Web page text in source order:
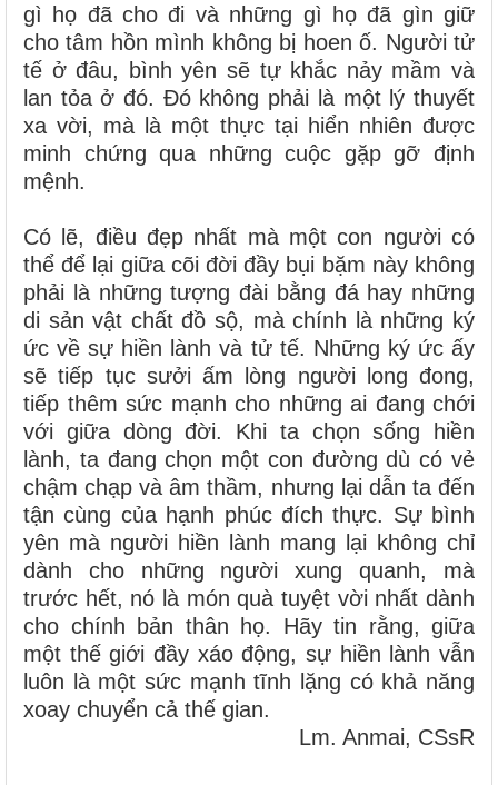
gì họ đã cho đi và những gì họ đã gìn giữ
cho tâm hồn mình không bị hoen ố. Người tử
tế ở đâu, bình yên sẽ tự khắc nảy mầm và
lan tỏa ở đó. Đó không phải là một lý thuyết
xa vời, mà là một thực tại hiển nhiên được
minh chứng qua những cuộc gặp gỡ định
mệnh.
Có lẽ, điều đẹp nhất mà một con người có
thể để lại giữa cõi đời đầy bụi bặm này không
phải là những tượng đài bằng đá hay những
di sản vật chất đồ sộ, mà chính là những ký
ức về sự hiền lành và tử tế. Những ký ức ấy
sẽ tiếp tục sưởi ấm lòng người long đong,
tiếp thêm sức mạnh cho những ai đang chới
với giữa dòng đời. Khi ta chọn sống hiền
lành, ta đang chọn một con đường dù có vẻ
chậm chạp và âm thầm, nhưng lại dẫn ta đến
tận cùng của hạnh phúc đích thực. Sự bình
yên mà người hiền lành mang lại không chỉ
dành cho những người xung quanh, mà
trước hết, nó là món quà tuyệt vời nhất dành
cho chính bản thân họ. Hãy tin rằng, giữa
một thế giới đầy xáo động, sự hiền lành vẫn
luôn là một sức mạnh tĩnh lặng có khả năng
xoay chuyển cả thế gian.
Lm. Anmai, CSsR